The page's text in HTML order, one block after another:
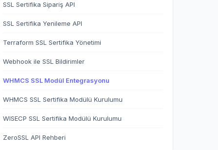
SSL Sertifika Sipariş API
SSL Sertifika Yenileme API
Terraform SSL Sertifika Yönetimi
Webhook ile SSL Bildirimler
WHMCS SSL Modül Entegrasyonu
WHMCS SSL Sertifika Modülü Kurulumu
WISECP SSL Sertifika Modülü Kurulumu
ZeroSSL API Rehberi